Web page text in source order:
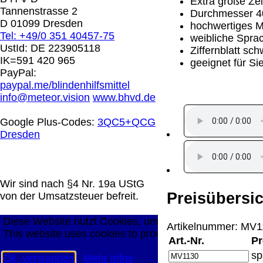
Tannenstrasse 2
D 01099 Dresden
Tel: +49/0 351 40457-75
UstId: DE 223905118
IK=591 420 965
PayPal:
paypal.me/blindenhilfsmittel
info@meteor.vision www.bhvd.de
Google Plus-Codes: 3QC5+QCG
Dresden
Wir sind nach §4 Nr. 19a UStG
von der Umsatzsteuer befreit.
Durchmesser
hochwertiges
weibliche
Ziffernblatt
geeignet für
Artikelnummer:
Art.-Nr.
0.00 €
Die in diesem Dokument genannten Warenzeichen
technische Änderungen vorbehalten.
letzte Änderung: 1. Januar 2026 Blinden Hilfsmittel
Mit einem Urteil vom 12.05.1998 - 312 O 85/98 -
die Anbringung eines Links, die Inhalte der gelinkten
werden, dass man sich ausdrücklich von diesen
aller gelinkten Seiten auf unserer Homepage und
unserer Homepage angebrachten Links.
Die Europäische Kommission stellt eine Plattform zur
http://ec.europa.eu/consumers/odr/Unsere E-
Seitenanfang
Impressum AGB
große Anzeige Schließen X
Diese Website nutzt Cookies, um bestmögliche
This website uses cookies to provide the best possible
Ok, verstanden Mehr Infos